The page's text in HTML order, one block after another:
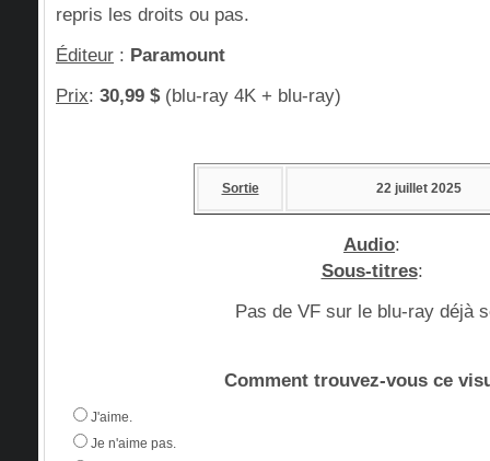
repris les droits ou pas.
Éditeur : Paramount
Prix: 30,99 $(blu-ray 4K + blu-ray)
Sortie 22 juillet 2025
Audio:
Sous-titres:
Pas de VF sur le blu-ray déjà
Comment trouvez-vous ce
J'aime.
Je n'aime pas.